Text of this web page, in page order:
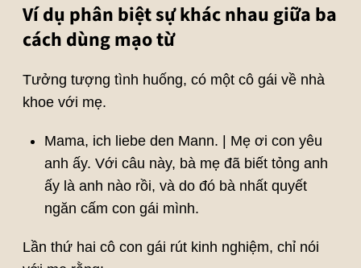
Ví dụ phân biệt sự khác nhau giữa ba
cách dùng mạo từ
Tưởng tượng tình huống, có một cô gái về nhà
khoe với mẹ.
Mama, ich liebe den Mann. | Mẹ ơi con yêu
anh ấy. Với câu này, bà mẹ đã biết tỏng anh
ấy là anh nào rồi, và do đó bà nhất quyết
ngăn cấm con gái mình.
Lần thứ hai cô con gái rút kinh nghiệm, chỉ nói